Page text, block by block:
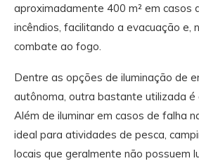
aproximadamente 400 m² em casos
incêndios, facilitando a evacuação e,
combate ao fogo.
Dentre as opções de iluminação de
autônoma, outra bastante utilizada é
Além de iluminar em casos de falha
ideal para atividades de pesca,
locais que geralmente não possuem